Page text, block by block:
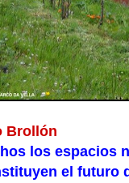
Brollón
los espacios
el futuro